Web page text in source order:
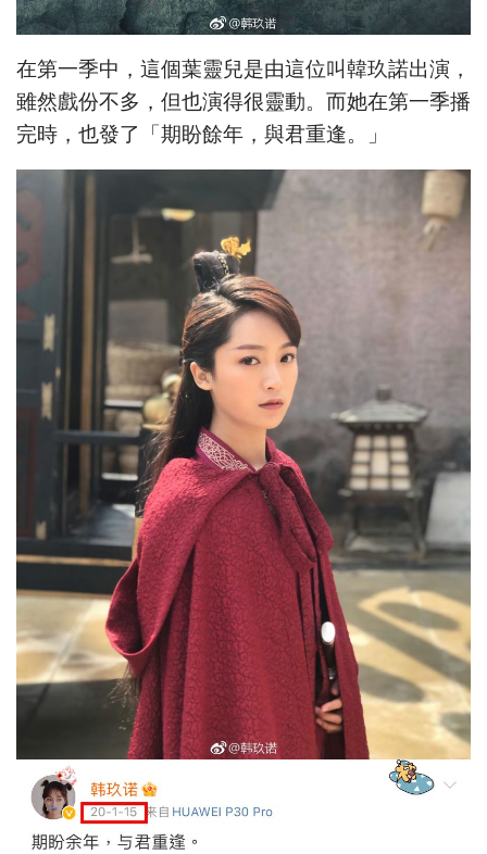
在第一季中，這個葉靈兒是由這位叫韓玖諾出演，
雖然戲份不多，但也演得很靈動。而她在第一季播
完時，也發了「期盼餘年，與君重逢。」